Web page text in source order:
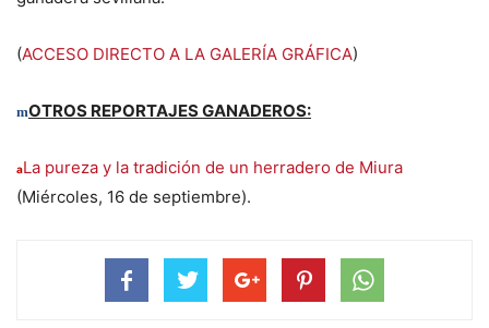
(ACCESO DIRECTO A LA GALERÍA GRÁFICA)
mOTROS REPORTAJES GANADEROS:
aLa pureza y la tradición de un herradero de Miura
(Miércoles, 16 de septiembre).